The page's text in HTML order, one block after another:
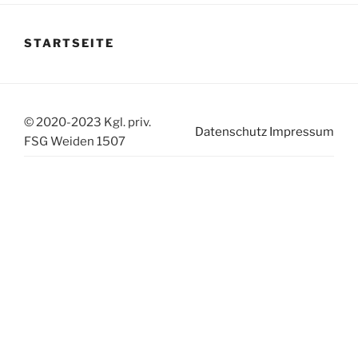
STARTSEITE
© 2020-2023 Kgl. priv.
FSG Weiden 1507
Datenschutz Impressum